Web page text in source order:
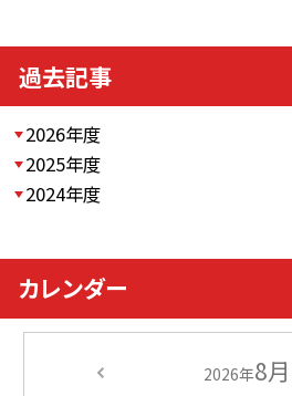
過去記事
2026年度
2025年度
2024年度
カレンダー
2026年8月